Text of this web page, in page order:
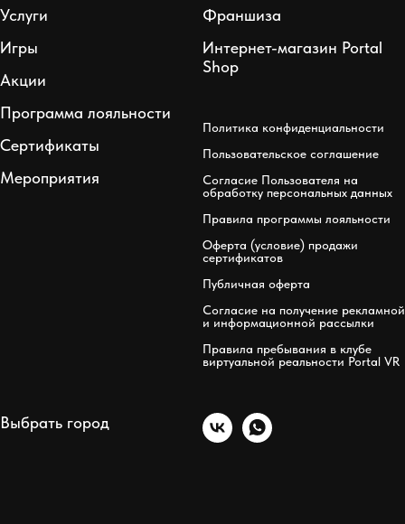
Услуги
Игры
Акции
Программа лояльности
Сертификаты
Мероприятия
Франшиза
Интернет-магазин Portal
Shop
Политика конфиденциальности
Пользовательское соглашение
Согласие Пользователя на
обработку персональных данных
Правила программы лояльности
Оферта (условие) продажи
сертификатов
Публичная оферта
Согласие на получение рекламной
и информационной рассылки
Правила пребывания в клубе
виртуальной реальности Portal VR
Выбрать город